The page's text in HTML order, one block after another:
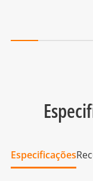
Especificações